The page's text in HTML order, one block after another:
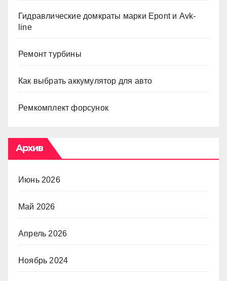
Гидравлические домкраты марки Epont и Avk-
line
Ремонт турбины
Как выбрать аккумулятор для авто
Ремкомплект форсунок
Архив
Июнь 2026
Май 2026
Апрель 2026
Ноябрь 2024